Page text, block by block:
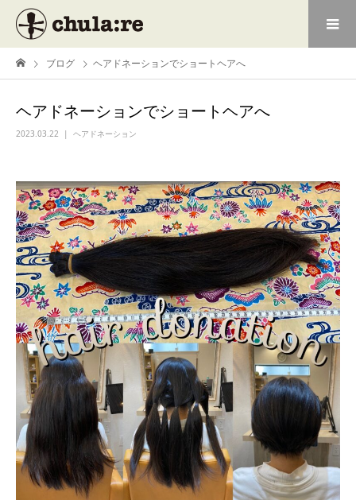
ブログ ヘアドネーションでショートヘアへ
ヘアドネーションでショートヘアへ
2023.03.22 ヘアドネーション